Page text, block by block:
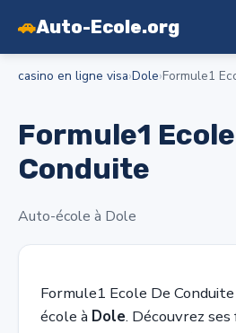
🚗Auto-Ecole.org
casino en ligne visa›Dole›Formule1
Formule1
Conduite
Auto-école à Dole
Formule1 Ecole De
école à Dole. Découvrez